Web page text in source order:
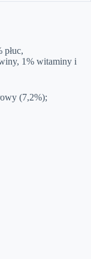
płuc,
1% witaminy i
(7,2%);